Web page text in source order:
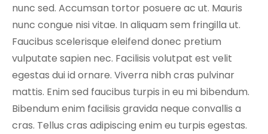
nunc sed. Accumsan tortor posuere ac ut. Mauris
nunc congue nisi vitae. In aliquam sem fringilla ut.
Faucibus scelerisque eleifend donec pretium
vulputate sapien nec. Facilisis volutpat est velit
egestas dui id ornare. Viverra nibh cras pulvinar
mattis. Enim sed faucibus turpis in eu mi bibendum.
Bibendum enim facilisis gravida neque convallis a
cras. Tellus cras adipiscing enim eu turpis egestas.